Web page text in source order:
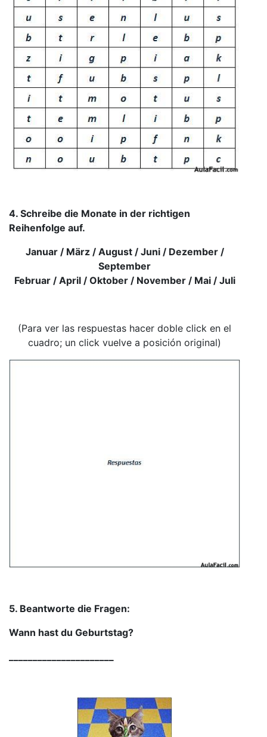
4. Schreibe die Monate in der richtigen
Reihenfolge auf.
Januar / März / August / Juni / Dezember /
September
Februar / April / Oktober / November / Mai / Juli
(Para ver las respuestas hacer doble click en el
cuadro; un click vuelve a posición original)
5. Beantworte die Fragen:
Wann hast du Geburtstag?